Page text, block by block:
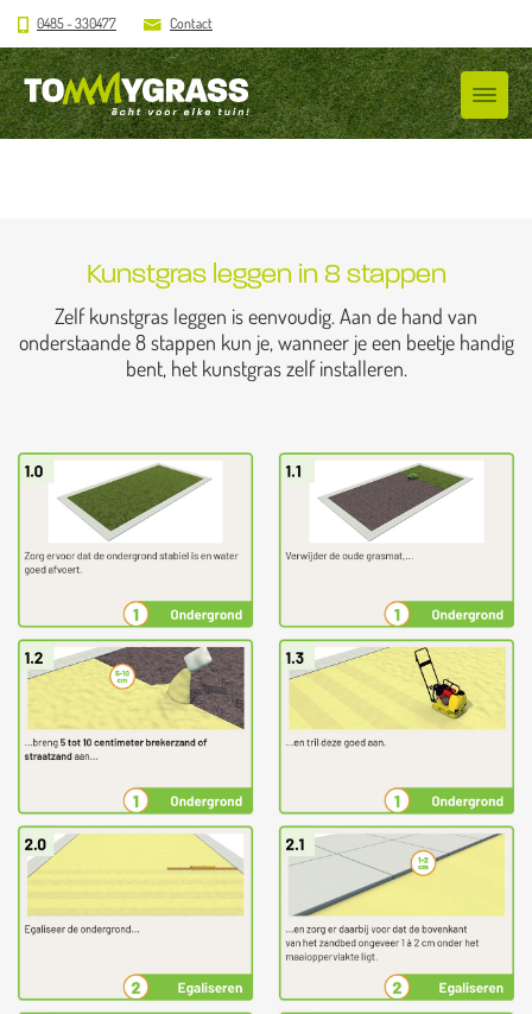
0485 - 330477 Contact
Kunstgras leggen in 8 stappen
Zelf kunstgras leggen is eenvoudig. Aan de hand van
onderstaande 8 stappen kun je, wanneer je een beetje handig
bent, het kunstgras zelf installeren.